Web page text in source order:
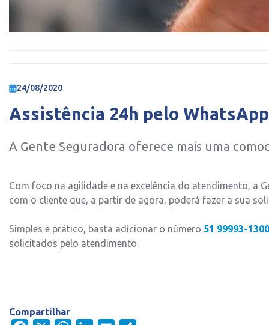
24/08/2020
Assistência 24h pelo WhatsApp
A Gente Seguradora oferece mais uma
Com foco na agilidade e na excelência do atendimento, a
com o cliente que, a partir de agora, poderá fazer a sua
Simples e prático, basta adicionar o número 51 99993-1300
solicitados pelo atendimento.
Compartilhar